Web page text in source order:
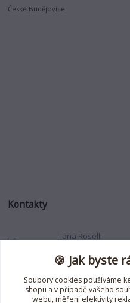
České Budějovice
Kontakty
Jana Roselli
(Po-Pá, 8-18 hod.)
jana.roselli@gmail.com
🍪 Jak byste
Soubory cookies používáme
shopu a v případě vašeho
webu, měření efektivity